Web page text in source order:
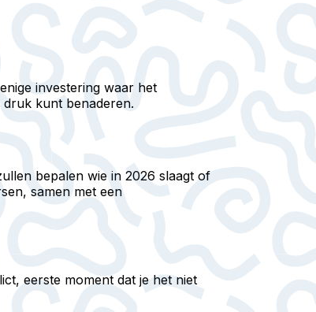
investering waar het
druk kunt benaderen.
bepalen wie in 2026 slaagt of
samen met een
eerste moment dat je het niet